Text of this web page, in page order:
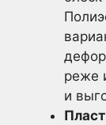
реже
и